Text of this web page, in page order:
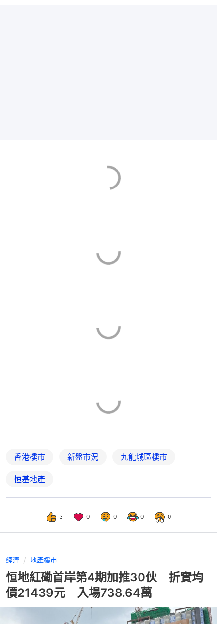
香港樓市 新盤市況 九龍城區樓市
恒基地產
3 0 0 0 0
經濟 地產樓市
恒地紅磡首岸第4期加推30伙 折實均
價21439元 入場738.64萬